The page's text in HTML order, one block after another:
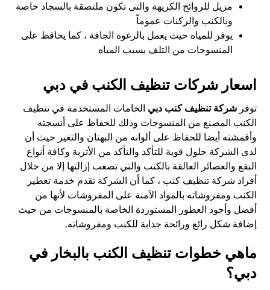
مزيل للروائح الكريهة والتى تكون ملتصقة بالسجاد خاصة
وبالكنب والركنات عموماً
يوفر للمياه حيث يعمل بالرغوة الجافة ، كما يحاقظ على
المنسوجات من التلف بسبب المياه
اسعار شركات تنظيف الكنب في دبي
توفر شركة تنظيف كنب دبي الخامات المستخدمة في تنظيف
الكنب المصنع من المنسوجات وذلك للحفاظ على أنسجته
وأقمشته أيضا للحفاظ على ألوانه من البهتان والتغير حيث أن
لدى الشركة حلول قوية للتأكد والتأكد من الأتربة وكافة أنواع
البقع والعصائر العالقة بالكنب والتي تصعب إزالتها إلا من خلال
أفراد شركة تنظيف كنب ، كما أن الشركة تقدم خدمة تعطير
الكنب ومفروشاته بالمواد الآمنة على المفروشات لأنها من
أفضل وأجود العطور المستوردة الخاصة بالمنسوجات من حيث
إضافة شكل رائع ورائحة جذابة للكنب ومفروشاته.
ماهي خطوات تنظيف الكنب بالبخار في
دبي؟